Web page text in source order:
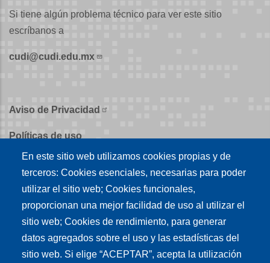
En este sitio web utilizamos cookies propias y de
terceros: Cookies esenciales, necesarias para poder
utilizar el sitio web; Cookies funcionales,
proporcionan una mejor facilidad de uso al utilizar el
sitio web; Cookies de rendimiento, para generar
datos agregados sobre el uso y las estadísticas del
sitio web. Si elige “ACEPTAR”, acepta la utilización
Si tiene algún problema técnico para ver este sitio
escríbanos a
cudi@cudi.edu.mx
Aviso de Privacidad
Políticas de uso
Políticas de publicación
Créditos
Tu conexión es